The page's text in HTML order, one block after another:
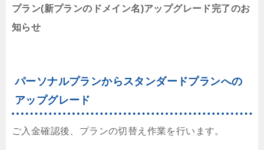
プラン(新プランのドメイン名)アップグレード完了のお
知らせ
パーソナルプランからスタンダードプランへの
アップグレード
ご入金確認後、プランの切替え作業を行います。